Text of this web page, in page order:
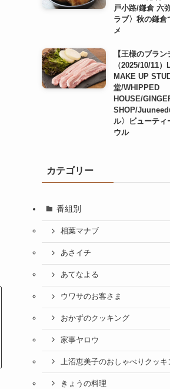
戸小路/鎌倉 六
ラブ〉秋の鎌倉
メ
【王様のブラ
（2025/10/11
MAKE UP
堂/WHIPPED
HOUSE/
SHOP/
ル〉ビューティ
ウル
カテゴリー
番組別
相葉マナブ
あさイチ
あてなよる
ウワサのお客さま
おかずのクッキング
家事ヤロウ
上沼恵美子のおしゃべりクッキ
きょうの料理